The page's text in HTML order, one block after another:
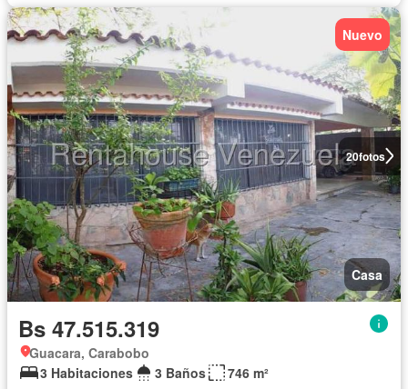
20fotos
Nuevo
Casa
Bs 47.515.319
Guacara, Carabobo
3 Habitaciones
3 Baños 746 m²